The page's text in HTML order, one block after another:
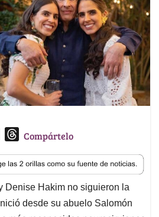
a
i
l
T
r
e
a
d
Compártelo
Denise Hakim no siguieron la
desde su abuelo Salomón